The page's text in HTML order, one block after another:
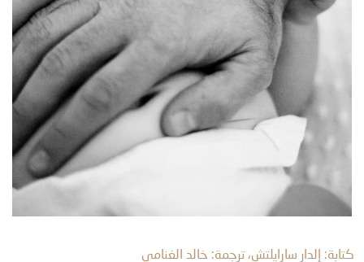
كتابة: إلدار سارايلتش، ترجمة: خالد الغنامي